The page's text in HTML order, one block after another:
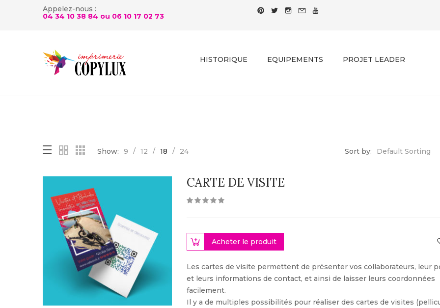
Appelez-nous :
04 34 10 38 84 ou 06 10 17 02 73
HISTORIQUE EQUIPEMENTS PROJET LEADER
Show: 9 12 18 24 Sort by: Default Sorting
CARTE DE VISITE
Acheter le produit
Les cartes de visite permettent de présenter vos collaborateurs, leur
et leurs informations de contact, et ainsi de laisser leurs coordonnées
facilement.
Il y a de multiples possibilités pour réaliser des cartes de visites